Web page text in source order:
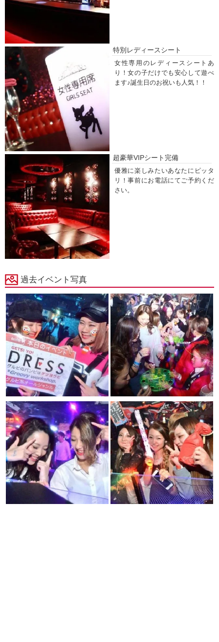
特別レディースシート
女性専用のレディースシートあ
り！女の子だけでも安心して遊べ
ます♪誕生日のお祝いも人気！！
超豪華VIPシート完備
優雅に楽しみたいあなたにピッタ
リ！事前にお電話にてご予約くだ
さい。
過去イベント写真